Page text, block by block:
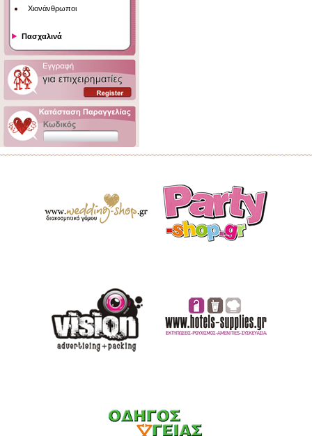
Χιονάνθρωποι
Πασχαλινά